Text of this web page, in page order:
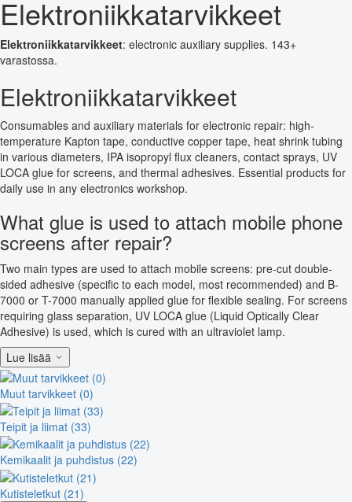
Elektroniikkatarvikkeet
Elektroniikkatarvikkeet: electronic auxiliary supplies. 143+
varastossa.
Elektroniikkatarvikkeet
Consumables and auxiliary materials for electronic repair: high-
temperature Kapton tape, conductive copper tape, heat shrink tubing
in various diameters, IPA isopropyl flux cleaners, contact sprays, UV
LOCA glue for screens, and thermal adhesives. Essential products for
daily use in any electronics workshop.
What glue is used to attach mobile phone
screens after repair?
Two main types are used to attach mobile screens: pre-cut double-
sided adhesive (specific to each model, most recommended) and B-
7000 or T-7000 manually applied glue for flexible sealing. For screens
requiring glass separation, UV LOCA glue (Liquid Optically Clear
Adhesive) is used, which is cured with an ultraviolet lamp.
Lue lisää
Muut tarvikkeet (0)
Teipit ja liimat (33)
Kemikaalit ja puhdistus (22)
Kutisteletkut (21)